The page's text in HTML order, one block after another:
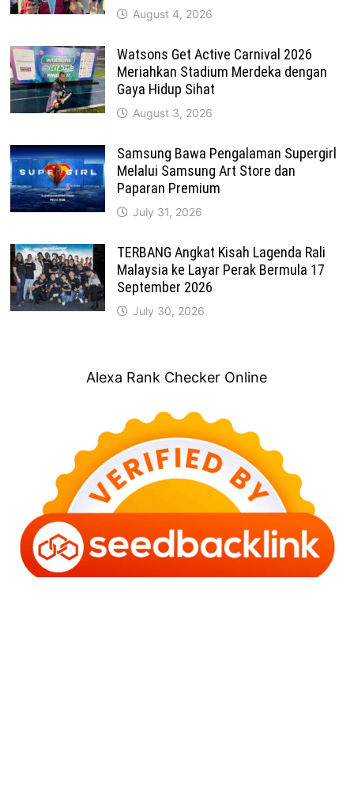
August 4, 2026
Watsons Get Active Carnival 2026
Meriahkan Stadium Merdeka dengan
Gaya Hidup Sihat
August 3, 2026
Samsung Bawa Pengalaman Supergirl
Melalui Samsung Art Store dan
Paparan Premium
July 31, 2026
TERBANG Angkat Kisah Lagenda Rali
Malaysia ke Layar Perak Bermula 17
September 2026
July 30, 2026
Alexa Rank Checker Online